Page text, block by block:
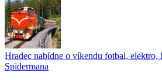
Hradec nabídne o víkendu fotbal, elektro,
Spidermana